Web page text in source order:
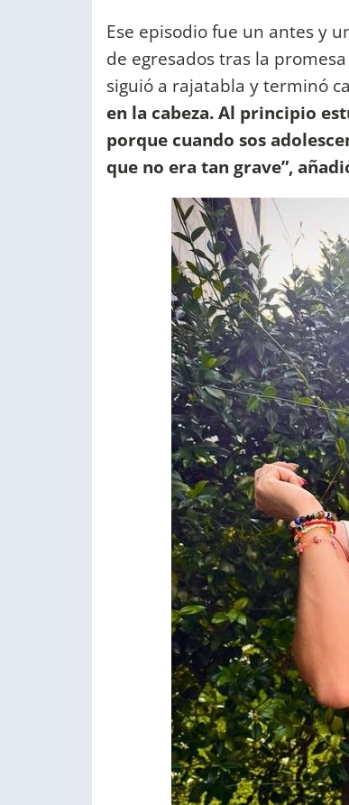
Ese episodio fue un antes y
de egresados tras la
siguió a rajatabla y terminó
en la cabeza. Al principio
porque cuando sos
que no era tan grave”,